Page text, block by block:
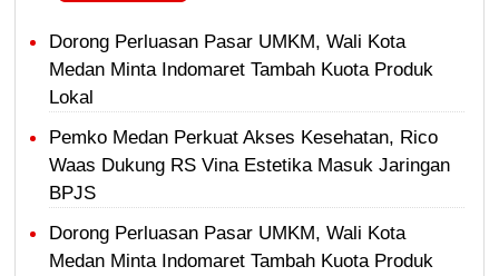
Dorong Perluasan Pasar UMKM, Wali Kota
Medan Minta Indomaret Tambah Kuota Produk
Lokal
Pemko Medan Perkuat Akses Kesehatan, Rico
Waas Dukung RS Vina Estetika Masuk Jaringan
BPJS
Dorong Perluasan Pasar UMKM, Wali Kota
Medan Minta Indomaret Tambah Kuota Produk